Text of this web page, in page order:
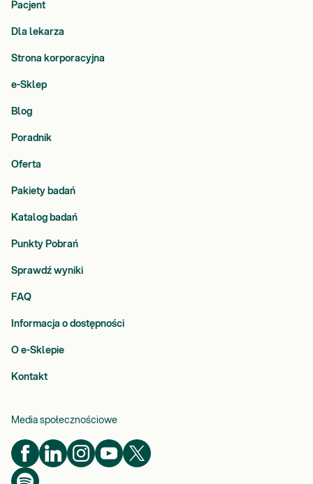
Pacjent
Dla lekarza
Strona korporacyjna
e-Sklep
Blog
Poradnik
Oferta
Pakiety badań
Katalog badań
Punkty Pobrań
Sprawdź wyniki
FAQ
Informacja o dostępności
O e-Sklepie
Kontakt
Media społecznościowe